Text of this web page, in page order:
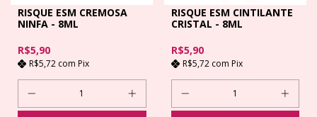
RISQUE ESM CREMOSA
NINFA - 8ML
R$5,90
R$5,72 com Pix
RISQUE ESM CINTILANTE
CRISTAL - 8ML
R$5,90
R$5,72 com Pix